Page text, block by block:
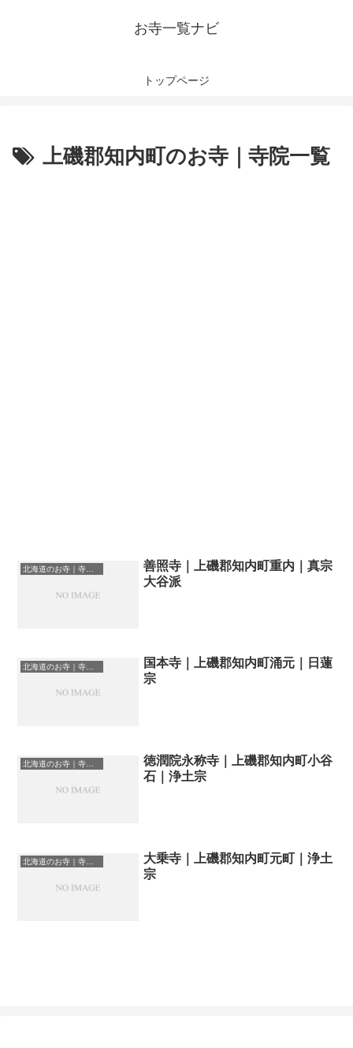
お寺一覧ナビ
トップページ
上磯郡知内町のお寺｜寺院一覧
北海道のお寺｜寺院一覧
善照寺｜上磯郡知内町重内｜真宗
大谷派
北海道のお寺｜寺院一覧
国本寺｜上磯郡知内町涌元｜日蓮
宗
北海道のお寺｜寺院一覧
徳潤院永称寺｜上磯郡知内町小谷
石｜浄土宗
北海道のお寺｜寺院一覧
大乗寺｜上磯郡知内町元町｜浄土
宗